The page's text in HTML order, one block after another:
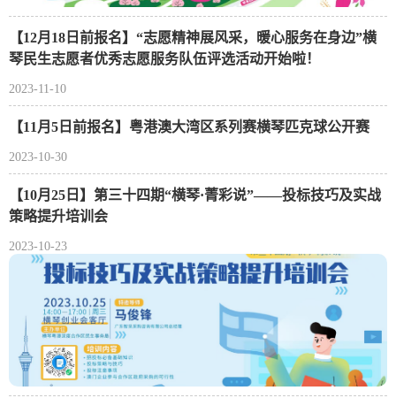
【12月18日前报名】“志愿精神展风采，暖心服务在身边”横
琴民生志愿者优秀志愿服务队伍评选活动开始啦！
2023-11-10
【11月5日前报名】粤港澳大湾区系列赛横琴匹克球公开赛
2023-10-30
【10月25日】第三十四期“横琴·菁彩说”——投标技巧及实战
策略提升培训会
2023-10-23